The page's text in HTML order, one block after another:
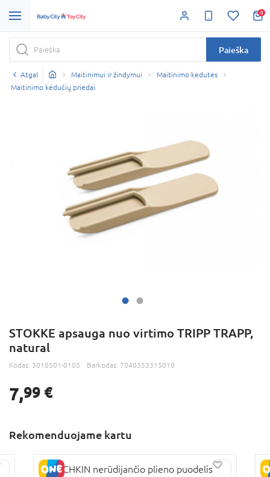
0
Paieška
Atgal Maitinimui ir žindymui
Maitinimo kėdutės
Maitinimo kėdučių priedai
STOKKE apsauga nuo virtimo TRIPP TRAPP,
natural
Kodas: 3010501-0105 Barkodas: 7040353315010
7,99 €
Rekomenduojame kartu
MUNCHKIN nerūdijančio plieno puodelis,